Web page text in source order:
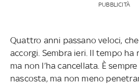
PUBBLICITÀ
Quattro anni passano veloci,
accorgi. Sembra ieri. Il tempo
ma non l’ha cancellata. È
nascosta, ma non meno